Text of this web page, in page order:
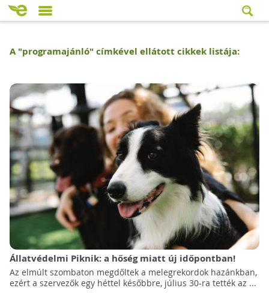
A "programajánló" címkével ellátott cikkek listája:
Állatvédelmi Piknik: a hőség miatt új időpontban!
Az elmúlt szombaton megdőltek a melegrekordok hazánkban,
ezért a szervezők egy héttel későbbre, július 30-ra tették az ...